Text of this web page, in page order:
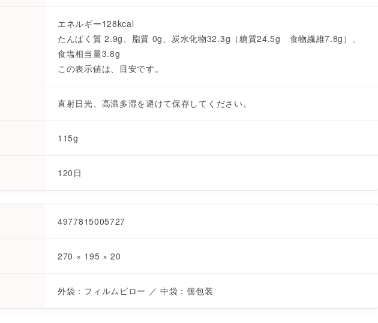
エネルギー128kcal
たんぱく質 2.9g、脂質 0g、炭水化物32.3g（糖質24.5g 食物繊維7.8g）、
食塩相当量3.8g
この表示値は、目安です。
直射日光、高温多湿を避けて保存してください。
115g
120日
4977815005727
270 × 195 × 20
外袋：フィルムピロー ／ 中袋：個包装